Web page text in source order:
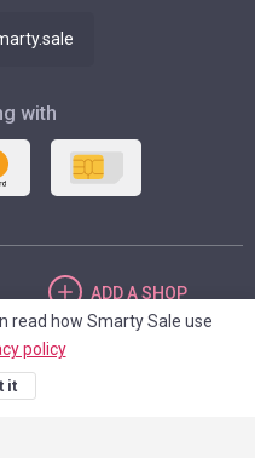
with
ADDA SHOP
read how Smarty Sale use
policy
it